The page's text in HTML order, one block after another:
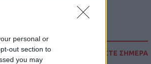
personal or
out section to
you may
ΔΙΑΒΑΣΤΕ ΣΗΜΕΡΑ